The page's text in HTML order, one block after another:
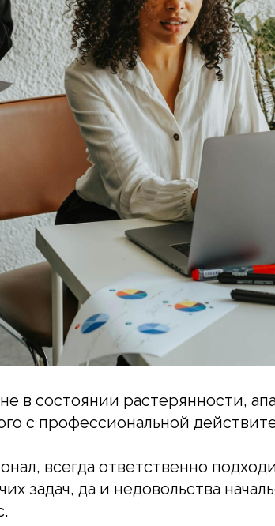
в состоянии растерянности,
с профессиональной
всегда ответственно
задач, да и недовольства